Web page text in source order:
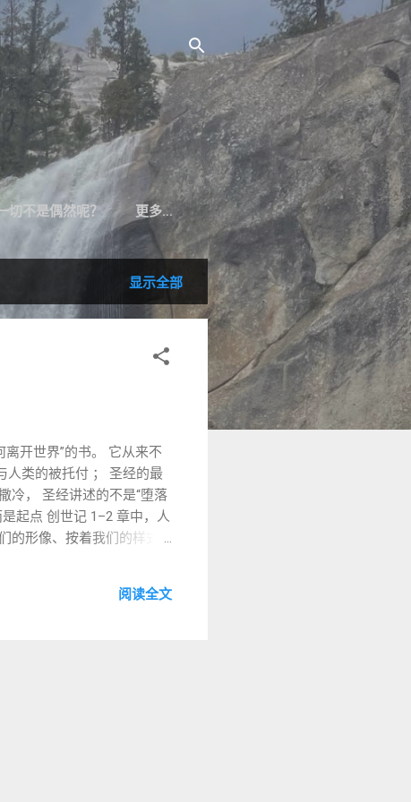
切不是偶然呢？ 更多…
显示全部
开世界”的书。 它从来不
人类的被托付 ； 圣经的最
冷， 圣经讲述的不是“堕落
起点 创世记 1–2 章中，人
的形像、按着我们的样式
了 正确治理的方向 。 权
是逃离现实 圣殿不是拒绝
君。 四、弥赛亚不是取
阅读全文